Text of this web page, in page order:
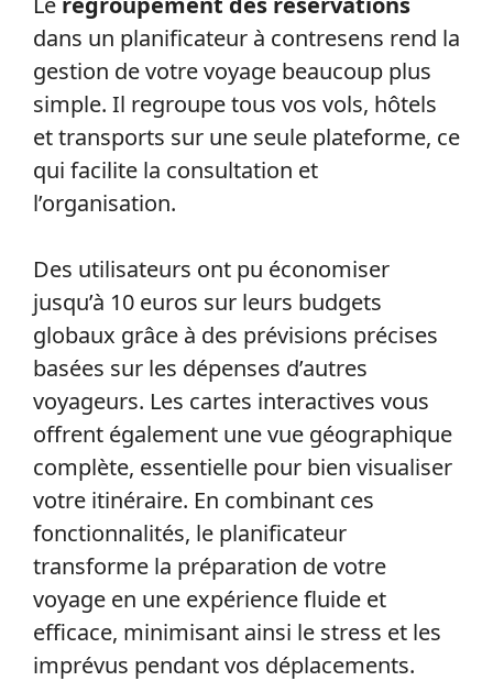
dans un planificateur à contresens rend la
gestion de votre voyage beaucoup plus
simple. Il regroupe tous vos vols, hôtels
et transports sur une seule plateforme, ce
qui facilite la consultation et
l’organisation.
Des utilisateurs ont pu économiser
jusqu’à 10 euros sur leurs budgets
globaux grâce à des prévisions précises
basées sur les dépenses d’autres
voyageurs. Les cartes interactives vous
offrent également une vue géographique
complète, essentielle pour bien visualiser
votre itinéraire. En combinant ces
fonctionnalités, le planificateur
transforme la préparation de votre
voyage en une expérience fluide et
efficace, minimisant ainsi le stress et les
imprévus pendant vos déplacements.